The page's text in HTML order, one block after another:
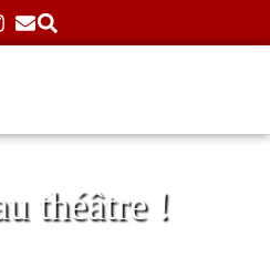
théâtre !